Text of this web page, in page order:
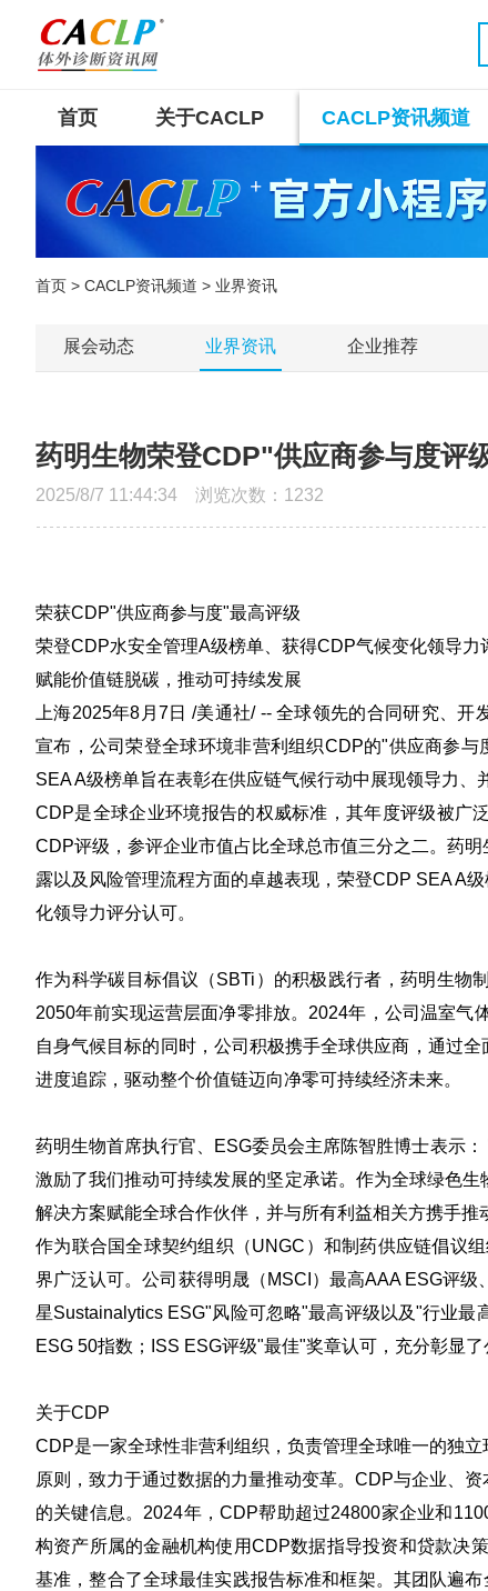
首页 关于CACLP CACLP资讯频道
首页 > CACLP资讯频道 > 业界资讯
展会动态 业界资讯 企业推荐
药明生物荣登CDP"供应商参与度评
2025/8/7 11:44:34 浏览次数： 1232
荣获CDP"供应商参与度"最高评级
荣登CDP水安全管理A级榜单、获得CDP气候变化领导力
赋能价值链脱碳，推动可持续发展
上海2025年8月7日 /美通社/ -- 全球领先的合同研究、开
宣布，公司荣登全球环境非营利组织CDP的"供应商参
SEA A级榜单旨在表彰在供应链气候行动中展现领导力、
CDP是全球企业环境报告的权威标准，其年度评级被广
CDP评级，参评企业市值占比全球总市值三分之二。药
露以及风险管理流程方面的卓越表现，荣登CDP SEA A
化领导力评分认可。
作为科学碳目标倡议（SBTi）的积极践行者，药明生物
2050年前实现运营层面净零排放。2024年，公司温室
自身气候目标的同时，公司积极携手全球供应商，通过
进度追踪，驱动整个价值链迈向净零可持续经济未来。
药明生物首席执行官、 ESG委员会主席陈智胜博士表示：
激励了我们推动可持续发展的坚定承诺。作为全球绿色
解决方案赋能全球合作伙伴，并与所有利益相关方携手推
作为联合国全球契约组织（UNGC）和制药供应链倡议
界广泛认可。公司获得明晟（MSCI）最高AAA ESG评
星Sustainalytics ESG"风险可忽略"最高评级以及"行业
ESG 50指数；ISS ESG评级"最佳"奖章认可，充分彰显
关于CDP
CDP是一家全球性非营利组织，负责管理全球唯一的独
原则，致力于通过数据的力量推动变革。CDP与企业、
的关键信息。2024年，CDP帮助超过24800家企业和
构资产所属的金融机构使用CDP数据指导投资和贷款决
基准，整合了全球最佳实践报告标准和框架。其团队遍